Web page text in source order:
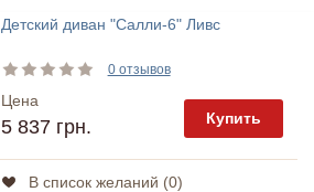
Детский диван "Салли-6" Ливс
0 отзывов
Цена
5 837 грн. Купить
В список желаний (0)